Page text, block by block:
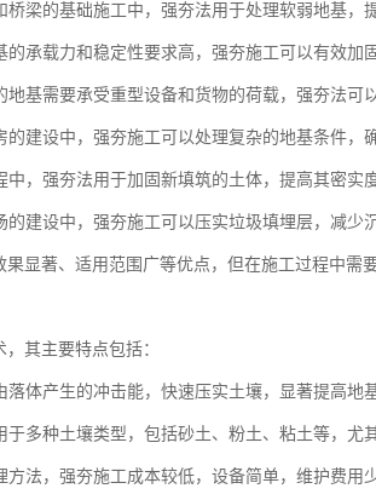
梁的基础施工中，强夯法用于处理软弱地基，
承载力和稳定性要求高，强夯施工可以有效加
基需要承受重型设备和货物的荷载，强夯法可
建设中，强夯施工可以处理复杂的地基条件，
，强夯法用于加固新填筑的土体，提高其密实
建设中，强夯施工可以压实垃圾填埋层，减少
显著、适用范围广等优点，但在施工过程中需
其主要特点包括：
体产生的冲击能，快速压实土壤，显著提高地
多种土壤类型，包括砂土、粉土、粘土等，尤
法，强夯施工成本较低，设备简单，维护费用